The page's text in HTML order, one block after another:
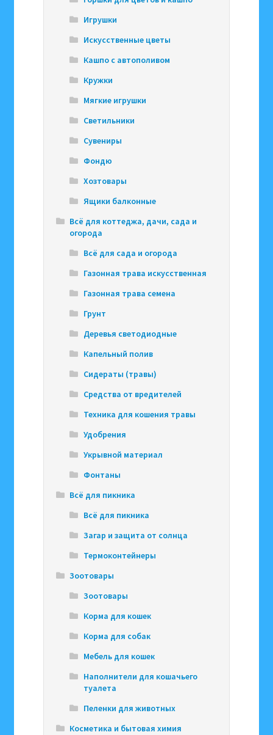
Игрушки
Искусственные цветы
Кашпо с автополивом
Кружки
Мягкие игрушки
Светильники
Сувениры
Фондю
Хозтовары
Ящики балконные
Всё для коттеджа, дачи, сада и
огорода
Всё для сада и огорода
Газонная трава искусственная
Газонная трава семена
Грунт
Деревья светодиодные
Капельный полив
Сидераты (травы)
Средства от вредителей
Техника для кошения травы
Удобрения
Укрывной материал
Фонтаны
Всё для пикника
Всё для пикника
Загар и защита от солнца
Термоконтейнеры
Зоотовары
Зоотовары
Корма для кошек
Корма для собак
Мебель для кошек
Наполнители для кошачьего
туалета
Пеленки для животных
Косметика и бытовая химия